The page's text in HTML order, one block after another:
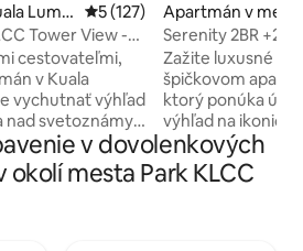
Lump
Priemerné ohodnotenie 5 z
5 (127)
Tower View -3
cestovateľmi,
v Kuala
vychutnať výhľad
nad svetoznámy
W Hotel! Sky
na KLCC!
- apartmán s
Apartmán v
mpur
Serenity 2BR
suite
Zažite luxusné
špičkovom
ktorý ponúka
výhľad na
Lumpuru.
mesta, len 5 – 10
hlavných atrakcií
v dovolenkových
mesta Park KLCC